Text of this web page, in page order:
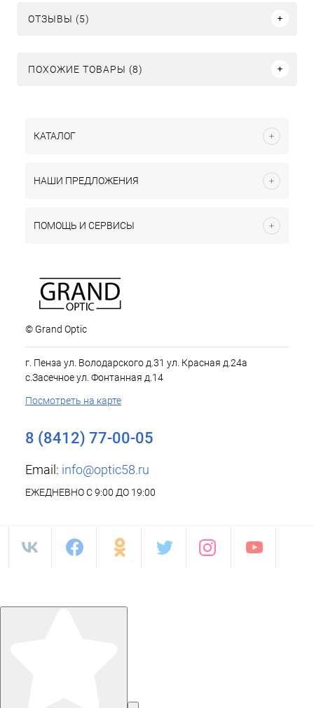
ОТЗЫВЫ (5)
ПОХОЖИЕ ТОВАРЫ (8)
КАТАЛОГ
НАШИ ПРЕДЛОЖЕНИЯ
ПОМОЩЬ И СЕРВИСЫ
© Grand Optic
г. Пенза ул. Володарского д.31 ул. Красная д.24а
с.Засечное ул. Фонтанная д.14
Посмотреть на карте
8 (8412) 77-00-05
Email: info@optic58.ru
ЕЖЕДНЕВНО С 9:00 ДО 19:00